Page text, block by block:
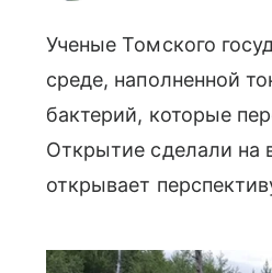
Ученые Томского
среде, наполненной
бактерий, которые
Открытие сделали на
открывает